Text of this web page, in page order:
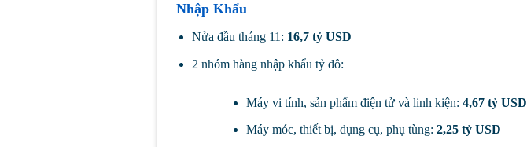
Nhập Khẩu
Nửa đầu tháng 11: 16,7 tỷ USD
2 nhóm hàng nhập khẩu tỷ đô:
Máy vi tính, sản phẩm điện tử và linh kiện:4,67 tỷ USD
Máy móc, thiết bị, dụng cụ, phụ tùng:2,25 tỷ USD